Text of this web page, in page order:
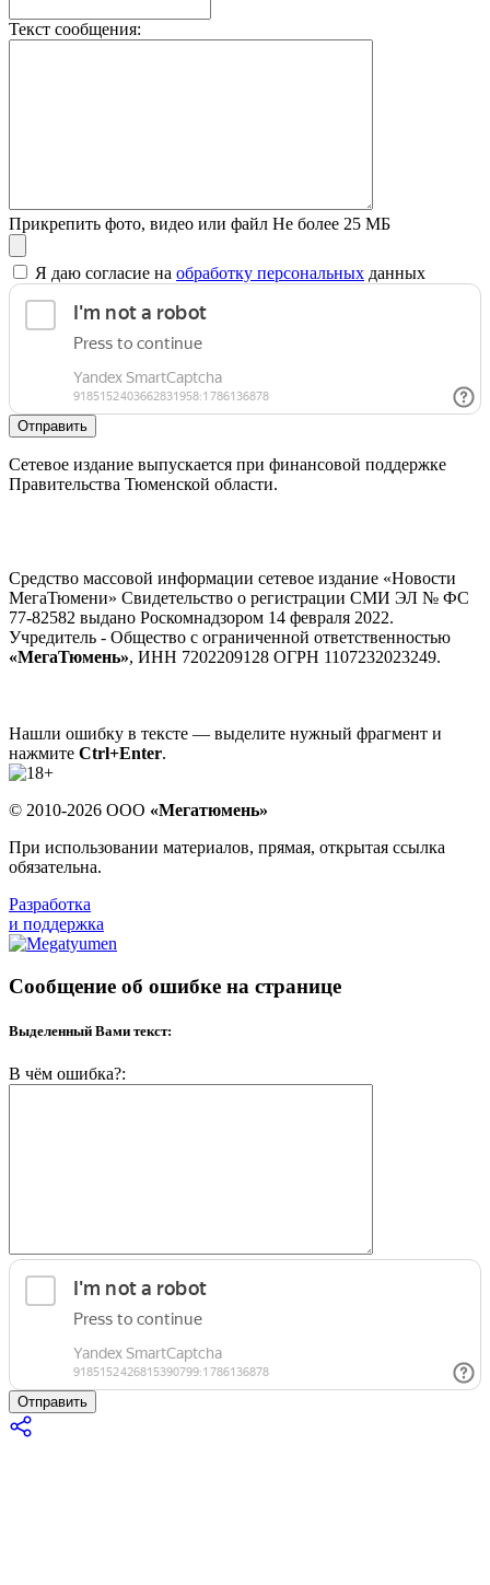
Текст сообщения:
Прикрепить фото, видео или файл Не более 25 МБ
Я даю согласие на обработку персональных данных
Отправить
Сетевое издание выпускается при финансовой поддержке
Правительства Тюменской области.
Средство массовой информации сетевое издание «Новости
МегаТюмени» Свидетельство о регистрации СМИ ЭЛ № ФС
77-82582 выдано Роскомнадзором 14 февраля 2022.
Учредитель - Общество с ограниченной ответственностью
«МегаТюмень», ИНН 7202209128 ОГРН 1107232023249.
Нашли ошибку в тексте — выделите нужный фрагмент и
нажмите Ctrl+Enter.
© 2010-2026 ООО «Мегатюмень»
При использовании материалов, прямая, открытая ссылка
обязательна.
Разработка
и поддержка
Сообщение об ошибке на странице
Выделенный Вами текст:
В чём ошибка?:
Отправить